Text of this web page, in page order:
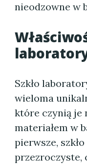
nieodzowne w
Szkło
wieloma
które czynią je
materiałem w
pierwsze,
przezroczyste,